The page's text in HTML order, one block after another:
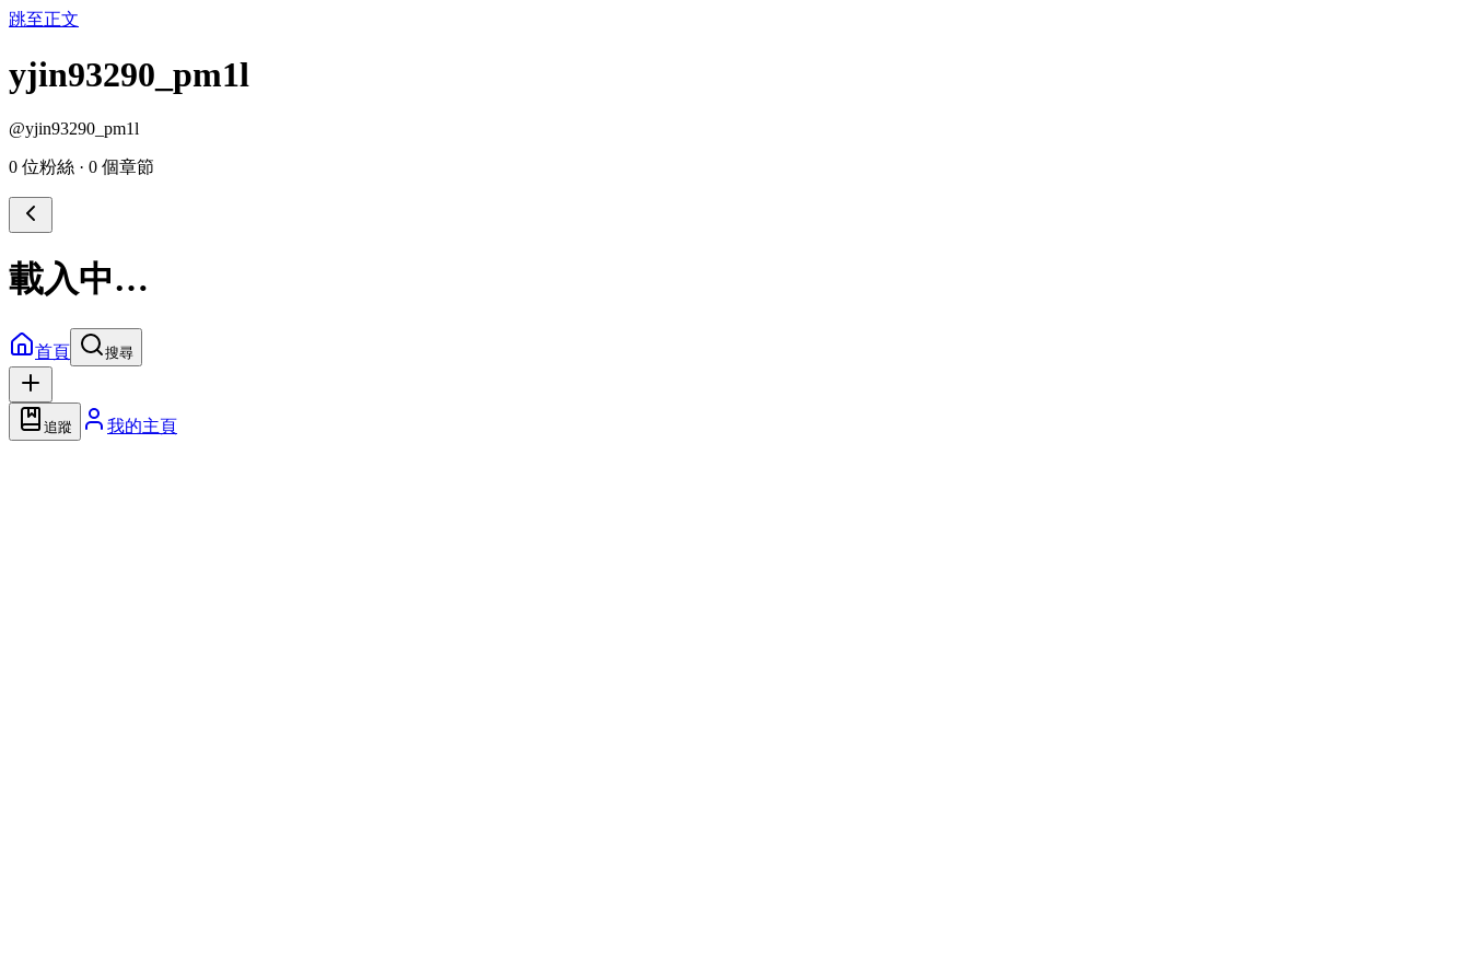
跳至正文
yjin93290_pm1l
@yjin93290_pm1l
0 位粉絲 · 0 個章節
載入中…
首頁 搜尋
追蹤 我的主頁